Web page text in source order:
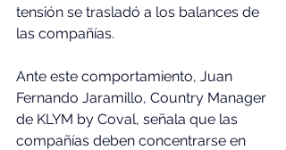
tensión se trasladó a los balances de
las compañías.
Ante este comportamiento, Juan
Fernando Jaramillo, Country Manager
de KLYM by Coval, señala que las
compañías deben concentrarse en